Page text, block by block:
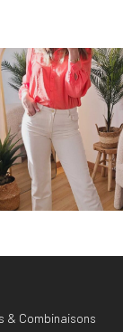
& Combinaisons